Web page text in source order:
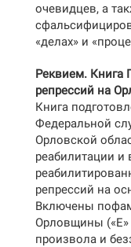
очевидцев, а
«делах» и
Реквием. Книга
репрессий на
Книга
Федеральной
Орловской
реабилитации и
репрессий на
Включены
Орловщины («Е»
произвола и